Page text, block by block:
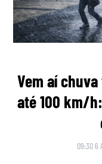
Vem aí
até 100 km/
09:30 6